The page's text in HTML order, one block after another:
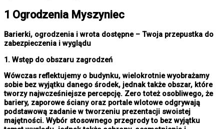
1 Ogrodzenia Myszyniec
Barierki, ogrodzenia i wrota dostępne – Twoja przepustka do
zabezpieczenia i wyglądu
1. Wstęp do obszaru zagrodzeń
Wówczas reflektujemy o budynku, wielokrotnie wyobrażamy
sobie bez wyjątku danego środek, jednak także obszar, które
tworzy najwcześniejsze percepcję. Zero toteż osobliwego, że
bariery, zaporowe ściany oraz portale wlotowe odgrywają
podstawową zadanie w tworzeniu prezentacji swoistej
majętności. Wybór stosownego przegrody to bez wyjątku